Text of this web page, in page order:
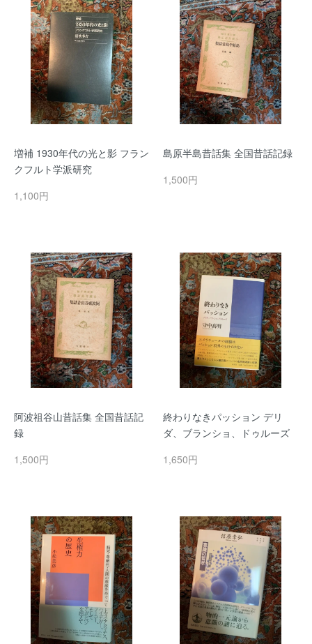
増補 1930年代の光と影 フラン
クフルト学派研究
1,100円
島原半島昔話集 全国昔話記録
1,500円
阿波祖谷山昔話集 全国昔話記
録
1,500円
終わりなきパッション デリ
ダ、ブランショ、ドゥルーズ
1,650円